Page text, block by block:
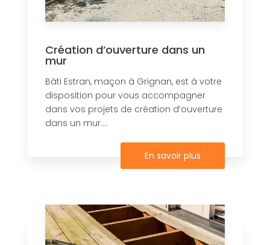
Création d’ouverture dans un
mur
Bâti Estran, maçon à Grignan, est à votre
disposition pour vous accompagner
dans vos projets de création d’ouverture
dans un mur....
En savoir plus